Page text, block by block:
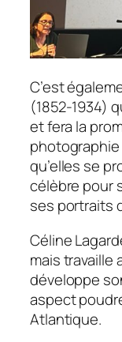
C’est
(1852-1934)
et fera la
qu’elles se
célèbre pour
ses portraits
Céline
mais travaille
développe
aspect
Atlantique.